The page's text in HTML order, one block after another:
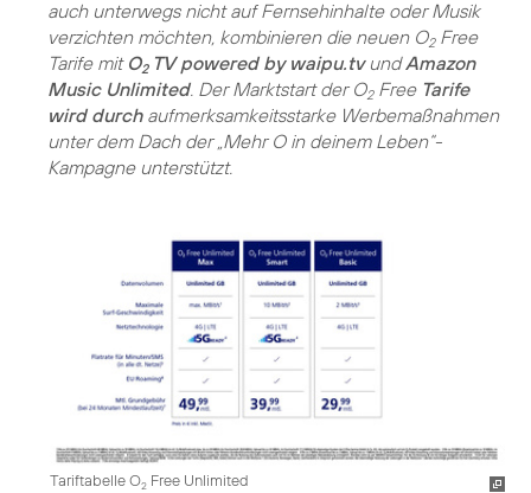
auch unterwegs nicht auf Fernsehinhalte oder Musik
verzichten möchten, kombinieren die neuen O2Free
Tarife mit O2TV powered by waipu.tvundAmazon
Music Unlimited. Der Marktstart der O2Free Tarife
wird durchaufmerksamkeitsstarke Werbemaßnahmen
unter dem Dach der „Mehr O in deinem Leben“-
Kampagne unterstützt.
Tariftabelle O2 Free Unlimited